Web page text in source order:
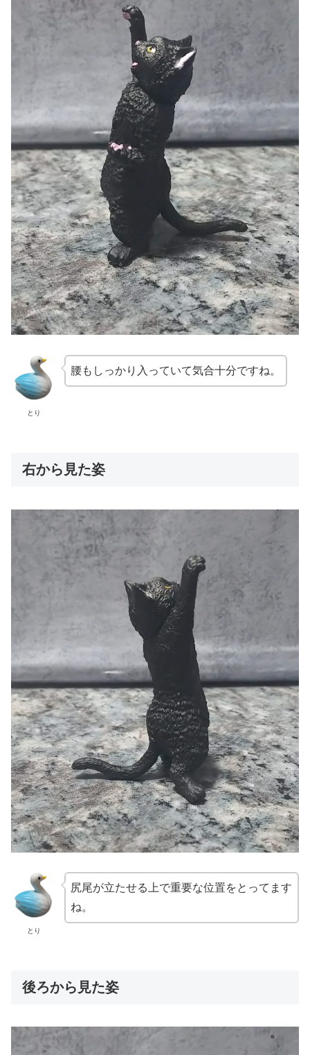
とり
腰もしっかり入っていて気合十分ですね。
右から見た姿
とり
尻尾が立たせる上で重要な位置をとってます
ね。
後ろから見た姿